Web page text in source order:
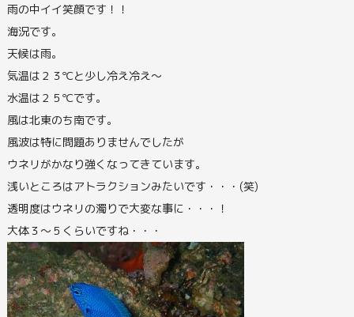
雨の中イイ笑顔です！！
海況です。
天候は雨。
気温は２３℃と少し冷え冷え～
水温は２５℃です。
風は北東のち南です。
風波は特に問題ありませんでしたが
ウネリがかなり強くなってきています。
浅いところはアトラクションみたいです・・・(笑)
透明度はウネリの濁りで大変な事に・・・！
大体３～５くらいですね・・・